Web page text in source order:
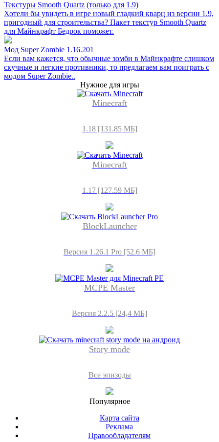
Текстуры Smooth Quartz (только для 1.9)
Хотели бы увидеть в игре новый гладкий кварц из версии 1.9,
пригодный для строительства? Пакет текстур Smooth Quartz
для Майнкрафт Бедрок поможет.
Мод Super Zombie 1.16.201
Если вам кажется, что обычные зомби в Майнкрафте слишком
скучные и легкие противники, то предлагаем вам поиграть с
модом Super Zombie..
Нужное для игры
Minecraft
1.18 [131.85 МБ]
Minecraft
1.17 [127.59 МБ]
BlockLauncher
Версия 1.26.1 Pro [52.6 МБ]
MCPE Master
Версия 2.2.5 [24,4 МБ]
Story mode
Все эпизоды
Популярное
Карта сайта
Реклама
Правообладателям